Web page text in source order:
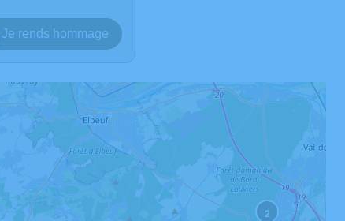
Je rends hommage
2